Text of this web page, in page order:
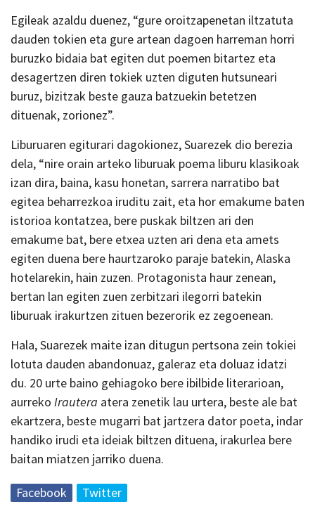
Egileak azaldu duenez, “gure oroitzapenetan iltzatuta
dauden tokien eta gure artean dagoen harreman horri
buruzko bidaia bat egiten dut poemen bitartez eta
desagertzen diren tokiek uzten diguten hutsuneari
buruz, bizitzak beste gauza batzuekin betetzen
dituenak, zorionez”.
Liburuaren egiturari dagokionez, Suarezek dio berezia
dela, “nire orain arteko liburuak poema liburu klasikoak
izan dira, baina, kasu honetan, sarrera narratibo bat
egitea beharrezkoa iruditu zait, eta hor emakume baten
istorioa kontatzea, bere puskak biltzen ari den
emakume bat, bere etxea uzten ari dena eta amets
egiten duena bere haurtzaroko paraje batekin, Alaska
hotelarekin, hain zuzen. Protagonista haur zenean,
bertan lan egiten zuen zerbitzari ilegorri batekin
liburuak irakurtzen zituen bezerorik ez zegoenean.
Hala, Suarezek maite izan ditugun pertsona zein tokiei
lotuta dauden abandonuaz, galeraz eta doluaz idatzi
du. 20 urte baino gehiagoko bere ibilbide literarioan,
aurreko Irautera atera zenetik lau urtera, beste ale bat
ekartzera, beste mugarri bat jartzera dator poeta, indar
handiko irudi eta ideiak biltzen dituena, irakurlea bere
baitan miatzen jarriko duena.
Facebook Twitter